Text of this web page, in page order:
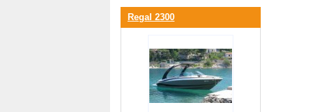
Regal 2300